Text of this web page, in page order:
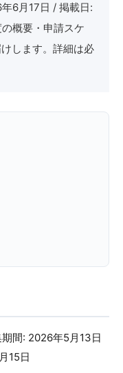
6月17日 / 掲載日:
概要・申請スケ
します。詳細は必
間: 2026年5月13日
15日